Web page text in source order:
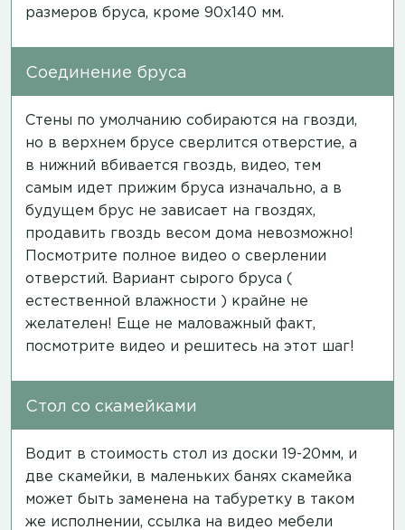
размеров бруса, кроме 90х140 мм.
Соединение бруса
Стены по умолчанию собираются на гвозди,
но в верхнем брусе сверлится отверстие, а
в нижний вбивается гвоздь, видео, тем
самым идет прижим бруса изначально, а в
будущем брус не зависает на гвоздях,
продавить гвоздь весом дома невозможно!
Посмотрите полное видео о сверлении
отверстий. Вариант сырого бруса (
естественной влажности ) крайне не
желателен! Еще не маловажный факт,
посмотрите видео и решитесь на этот шаг!
Стол со скамейками
Водит в стоимость стол из доски 19-20мм, и
две скамейки, в маленьких банях скамейка
может быть заменена на табуретку в таком
же исполнении, ссылка на видео мебели